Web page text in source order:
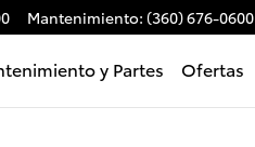
Mantenimiento: (360) 676-0600
y Partes Ofertas